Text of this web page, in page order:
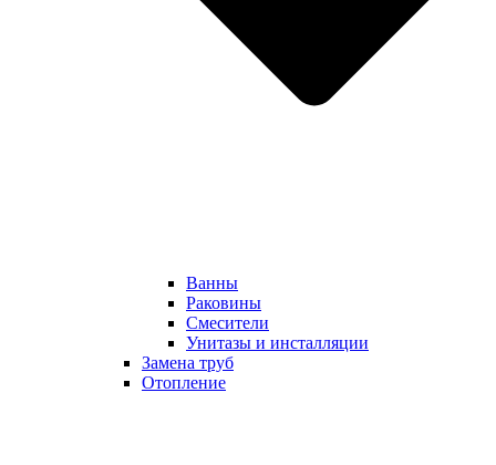
Ванны
Раковины
Смесители
Унитазы и инсталляции
Замена труб
Отопление